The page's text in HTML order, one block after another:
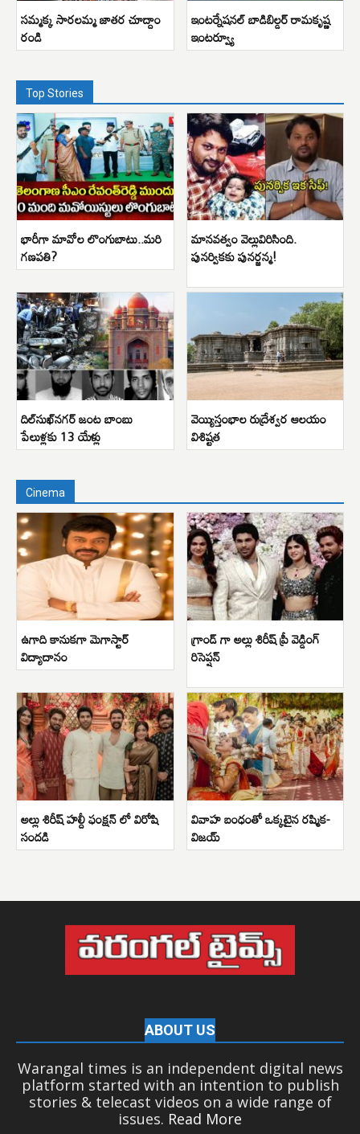
సమ్మక్క సారలమ్మ జాతర చూద్దాం
రండి
ఇంటర్నేషనల్ బాడిబిల్డర్ రామకృష్ణ
ఇంటర్వ్యూ
Top Stories
భారీగా మావోల లొంగుబాటు..మరి
గణపతి?
మానవత్వం వెల్లువిరిసింది.
పునర్వికకు పునర్జన్మ!
దిల్‌సుఖ్‌నగర్ జంట బాంబు
పేలుళ్లకు 13 యేళ్లు
వెయ్యిస్తంభాల రుద్రేశ్వర ఆలయం
విశిష్టత
Cinema
ఉగాది కానుకగా మెగాస్టార్
విద్యాదానం
గ్రాండ్ గా అల్లు శిరీష్ ప్రీ వెడ్డింగ్
రిసెప్షన్
అల్లు శిరీష్ హల్దీ ఫంక్షన్ లో విరోషి
సందడి
వివాహ బంధంతో ఒక్కటైన రష్మిక-
విజయ్
ABOUT US
Warangal times is an independent digital news
platform started with an intention to publish
stories & telecast videos on a wide range of
issues. Read More